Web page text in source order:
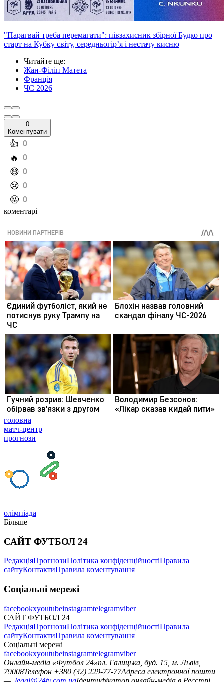
"Парагвай треба перемагати": півзахисник збірної Будко про
старт на Кубку світу, середньогір’я і нестачу кисню
Читайте ще:
Жан-Філіп Матета
Франція
ЧС 2026
0
Коментувати
️👍 0
️🔥 0
️😄 0
️😢 0
️🤬 0
коментарі
головна
матч-центр
прогнози
олімпіада
Більше
САЙТ ФУТБОЛ 24
РедакціяПрогнозиПолітика конфіденційностіПравила
сайтуКонтактиПравила коментування
Соціальні мережі
facebookxyoutubeinstagramtelegramviber
САЙТ ФУТБОЛ 24
РедакціяПрогнозиПолітика конфіденційностіПравила
сайтуКонтактиПравила коментування
Соціальні мережі
facebookxyoutubeinstagramtelegramviber
Онлайн-медіа «Футбол 24»пл. Галицька, буд. 15, м. Львів,
79008Телефон +380 (32) 229-77-77Адреса електронної пошти